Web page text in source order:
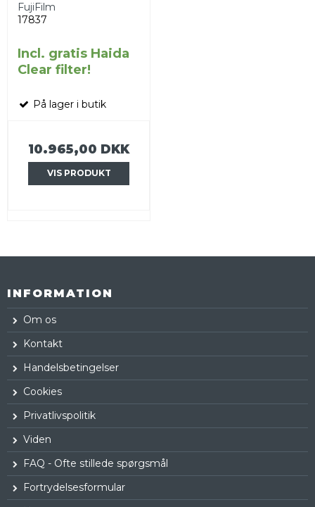
FujiFilm
17837
Incl. gratis Haida
Clear filter!
På lager i butik
10.965,00 DKK
VIS PRODUKT
INFORMATION
Om os
Kontakt
Handelsbetingelser
Cookies
Privatlivspolitik
Viden
FAQ - Ofte stillede spørgsmål
Fortrydelsesformular